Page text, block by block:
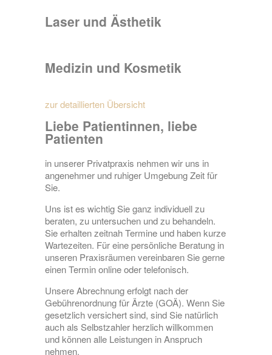
Laser und Ästhetik
Medizin und Kosmetik
zur detaillierten Übersicht
Liebe Patientinnen, liebe
Patienten
in unserer Privatpraxis nehmen wir uns in
angenehmer und ruhiger Umgebung Zeit für
Sie.
Uns ist es wichtig Sie ganz individuell zu
beraten, zu untersuchen und zu behandeln.
Sie erhalten zeitnah Termine und haben kurze
Wartezeiten. Für eine persönliche Beratung in
unseren Praxisräumen vereinbaren Sie gerne
einen Termin online oder telefonisch.
Unsere Abrechnung erfolgt nach der
Gebührenordnung für Ärzte (GOÄ). Wenn Sie
gesetzlich versichert sind, sind Sie natürlich
auch als Selbstzahler herzlich willkommen
und können alle Leistungen in Anspruch
nehmen.